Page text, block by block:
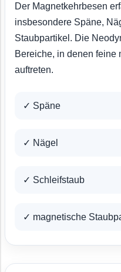
Der Magnetkehrbesen
insbesondere Späne,
Staubpartikel. Die
Bereiche, in denen feine
auftreten.
✓ Späne
✓ Nägel
✓ Schleifstaub
✓ magnetische